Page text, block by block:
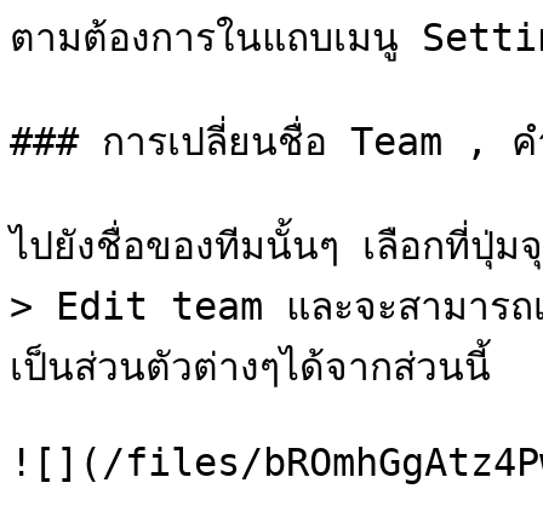
ตามต้องการในแถบเมนู
### การเปลี่ยนชื่อ Team , ค
ไปยังชื่อของทีมนั้นๆ เลือกที่
> Edit team และจะสามาร
เป็นส่วนตัวต่างๆได้จากส่วนนี้